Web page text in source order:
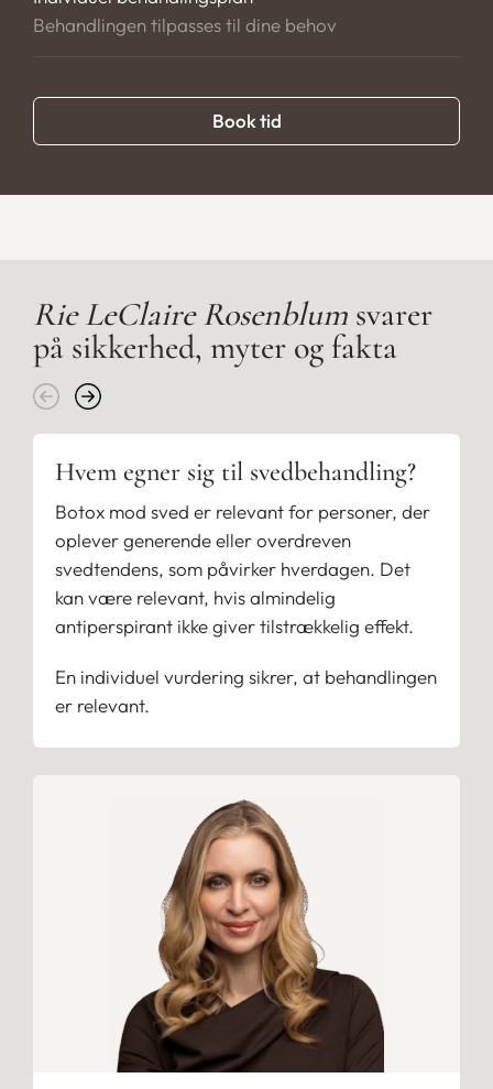
Book tid
Behandlingen tilpasses til dine behov
Rie LeClaire Rosenblum svarer
på sikkerhed, myter og fakta
Hvem egner sig til svedbehandling?
Botox mod sved er relevant for personer, der
oplever generende eller overdreven
svedtendens, som påvirker hverdagen. Det
kan være relevant, hvis almindelig
antiperspirant ikke giver tilstrækkelig effekt.
En individuel vurdering sikrer, at behandlingen
er relevant.